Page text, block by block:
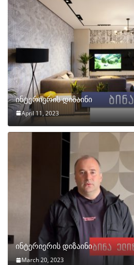
ინტერიერის დიზაინი
April 11, 2023
ინტერიერის დიზაინი
March 20, 2023